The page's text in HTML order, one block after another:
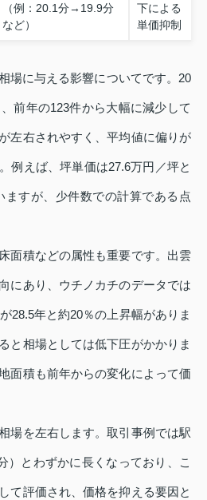
（例：20.1分→19.9分
など）
下による
単価抑制
場に与える影響についてです。20
前年の123件から大幅に減少して
左右されやすく、平均値に偏りが
例えば、坪単価は27.6万円／坪と
ますが、少件数での計算である点
面積などの属性も重要です。出雲
にあり、ウチノカチのデータでは
28.5年と約20％の上昇幅がありま
と相場としては低下圧がかかりま
面積も前年からの変化によって価
場を左右します。取引事例では駅
）とわずかに長くなっており、こ
て評価され、価格を抑える要因と